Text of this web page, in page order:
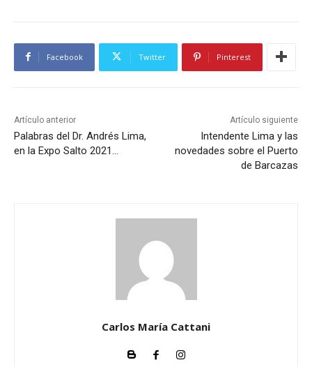
Facebook Twitter Pinterest
Artículo anterior
Palabras del Dr. Andrés Lima,
en la Expo Salto 2021…
Artículo siguiente
Intendente Lima y las
novedades sobre el Puerto
de Barcazas
Carlos María Cattani